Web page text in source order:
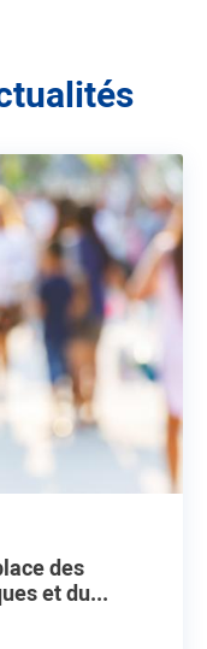
des
et du...